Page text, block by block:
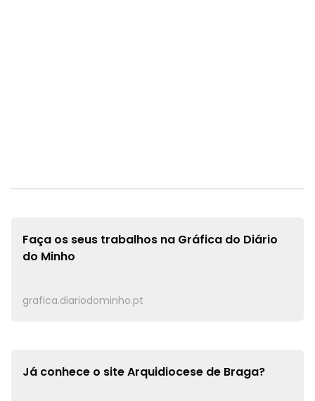
Faça os seus trabalhos na Gráfica do Diário
do Minho
grafica.diariodominho.pt
Já conhece o siteArquidiocese de Braga?